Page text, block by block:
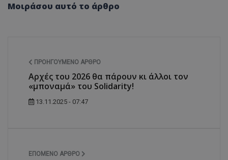
Μοιράσου αυτό το άρθρο
ΠΡΟΗΓΟΎΜΕΝΟ ΆΡΘΡΟ
Αρχές του 2026 θα πάρουν κι άλλοι τον
«μποναμά» του Solidarity!
13.11.2025 - 07:47
ΕΠΌΜΕΝΟ ΆΡΘΡΟ